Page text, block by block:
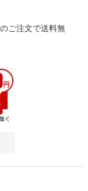
ご注文で送料無